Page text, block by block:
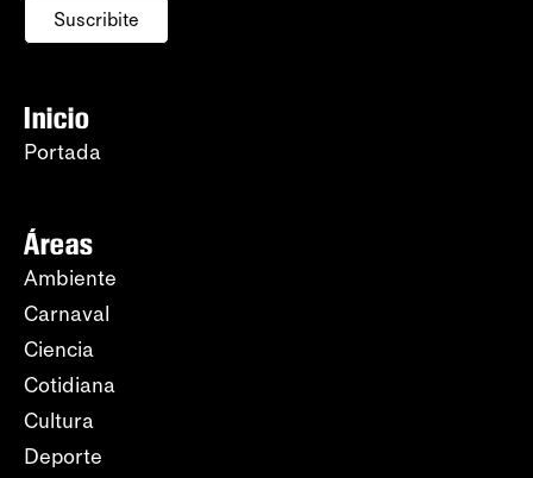
Suscribite
Inicio
Portada
Áreas
Ambiente
Carnaval
Ciencia
Cotidiana
Cultura
Deporte